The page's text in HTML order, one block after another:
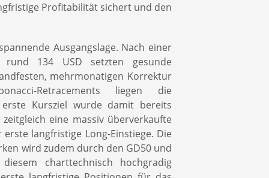
Profitabilität sichert und den
Ausgangslage. Nach einer
134 USD setzten gesunde
mehrmonatigen Korrektur
Retracements liegen die
Kursziel wurde damit bereits
eine massiv überverkaufte
langfristige Long-Einstiege. Die
wird zudem durch den GD50 und
charttechnisch hochgradig